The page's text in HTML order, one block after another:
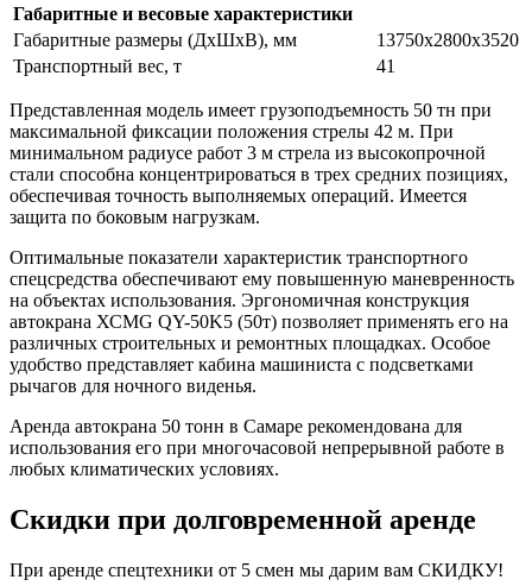
Габаритные и весовые характеристики
Габаритные размеры (ДхШхВ), мм
13750х2800х3520
Транспортный вес, т
41
Представленная модель имеет грузоподъемность 50 тн при
максимальной фиксации положения стрелы 42 м. При
минимальном радиусе работ 3 м стрела из высокопрочной
стали способна концентрироваться в трех средних позициях,
обеспечивая точность выполняемых операций. Имеется
защита по боковым нагрузкам.
Оптимальные показатели характеристик транспортного
спецсредства обеспечивают ему повышенную маневренность
на объектах использования. Эргономичная конструкция
автокрана ХСМG QY-50K5 (50т) позволяет применять его на
различных строительных и ремонтных площадках. Особое
удобство представляет кабина машиниста с подсветками
рычагов для ночного виденья.
Аренда автокрана 50 тонн в Самаре рекомендована для
использования его при многочасовой непрерывной работе в
любых климатических условиях.
Скидки при долговременной аренде
При аренде спецтехники от 5 смен мы дарим вам СКИДКУ!